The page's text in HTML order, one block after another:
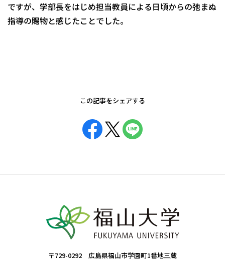
ですが、学部長をはじめ担当教員による日頃からの弛まぬ
指導の賜物と感じたことでした。
この記事をシェアする
〒729-0292 広島県福山市学園町1番地三蔵